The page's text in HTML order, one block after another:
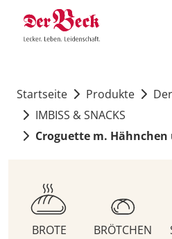
Startseite Produkte
IMBISS & SNACKS
Croguette m. Hähnchen
BROTE BRÖTCHEN